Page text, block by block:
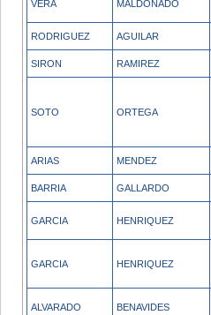
VERA MALDONADO
RODRIGUEZ AGUILAR
SIRON RAMIREZ
SOTO ORTEGA
ARIAS MENDEZ
BARRIA GALLARDO
GARCIA HENRIQUEZ
GARCIA HENRIQUEZ
ALVARADO BENAVIDES